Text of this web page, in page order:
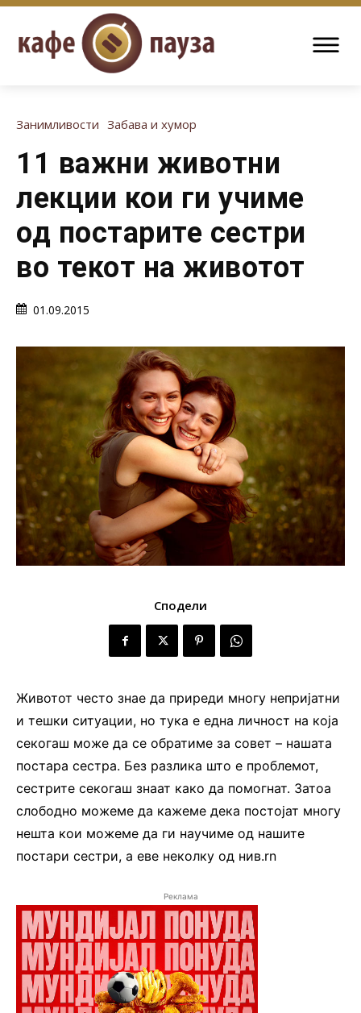
Занимливости Забава и хумор
11 важни животни
лекции кои ги учиме
од постарите сестри
во текот на животот
01.09.2015
Сподели
Животот често знае да приреди многу непријатни
и тешки ситуации, но тука е една личност на која
секогаш може да се обратиме за совет – нашата
постара сестра. Без разлика што е проблемот,
сестрите секогаш знаат како да помогнат. Затоа
слободно можеме да кажеме дека постојат многу
нешта кои можеме да ги научиме од нашите
постари сестри, а еве неколку од нив.rn
Реклама